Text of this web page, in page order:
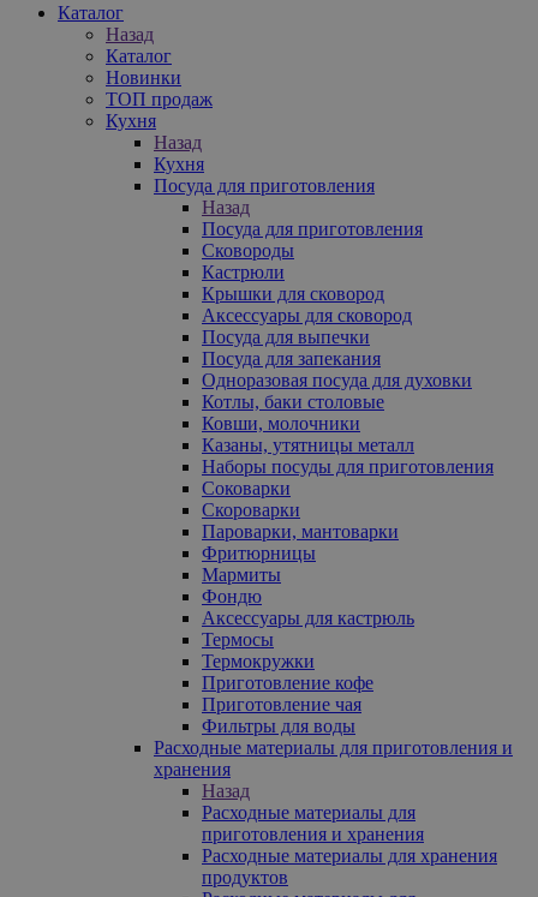
Каталог
Назад
Каталог
Новинки
ТОП продаж
Кухня
Назад
Кухня
Посуда для приготовления
Назад
Посуда для приготовления
Сковороды
Кастрюли
Крышки для сковород
Аксессуары для сковород
Посуда для выпечки
Посуда для запекания
Одноразовая посуда для духовки
Котлы, баки столовые
Ковши, молочники
Казаны, утятницы металл
Наборы посуды для приготовления
Соковарки
Скороварки
Пароварки, мантоварки
Фритюрницы
Мармиты
Фондю
Аксессуары для кастрюль
Термосы
Термокружки
Приготовление кофе
Приготовление чая
Фильтры для воды
Расходные материалы для приготовления и
хранения
Назад
Расходные материалы для
приготовления и хранения
Расходные материалы для хранения
продуктов